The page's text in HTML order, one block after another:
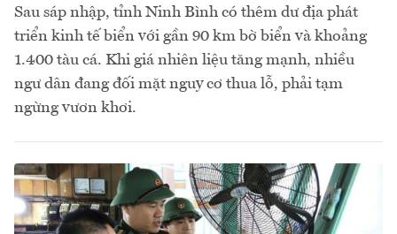
Sau sáp nhập, tỉnh Ninh Bình có thêm dư địa phát
triển kinh tế biển với gần 90 km bờ biển và khoảng
1.400 tàu cá. Khi giá nhiên liệu tăng mạnh, nhiều
ngư dân đang đối mặt nguy cơ thua lỗ, phải tạm
ngừng vươn khơi.